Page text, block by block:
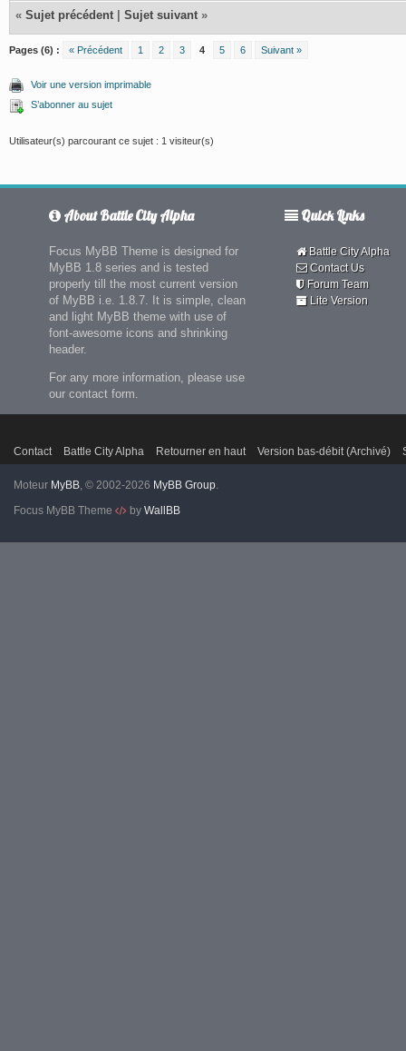
« Sujet précédent Sujet suivant »
Pages (6) : « Précédent 1 2 3 4 5 6 Suivant »
Voir une version imprimable
S’abonner au sujet
Utilisateur(s) parcourant ce sujet : 1 visiteur(s)
About Battle City Alpha
Focus MyBB Theme is designed for
MyBB 1.8 series and is tested
properly till the most current version
of MyBB i.e. 1.8.7. It is simple, clean
and light MyBB theme with use of
font-awesome icons and shrinking
header.
For any more information, please use
our contact form.
Quick Links
Battle City Alpha
Contact Us
Forum Team
Lite Version
Contact Battle City Alpha Retourner en haut Version bas-débit (Archivé)
Moteur MyBB, © 2002-2026 MyBB Group.
Focus MyBB Theme
by WallBB